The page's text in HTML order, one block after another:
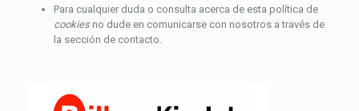
Para cualquier duda o consulta acerca de esta política de
cookiesno dude en comunicarse con nosotros a través de
la sección de contacto.